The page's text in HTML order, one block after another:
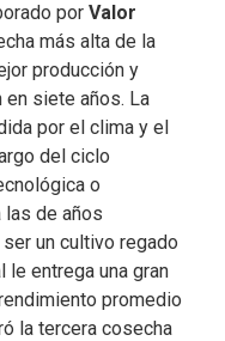
por Valor
más alta de la
producción y
en siete años. La
por el clima y el
del ciclo
o
de años
un cultivo regado
le entrega una gran
promedio
la tercera cosecha